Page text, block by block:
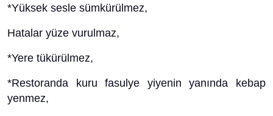
*Yüksek sesle sümkürülmez,
Hatalar yüze vurulmaz,
*Yere tükürülmez,
*Restoranda kuru fasulye yiyenin yanında kebap
yenmez,